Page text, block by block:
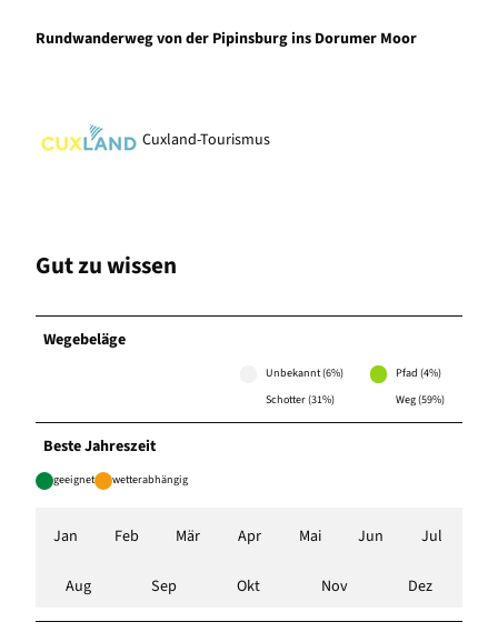
Rundwanderweg von der Pipinsburg ins Dorumer Moor
Cuxland-Tourismus
Gut zu wissen
Wegebeläge
Unbekannt (6%)
Pfad (4%)
Schotter (31%)
Weg (59%)
Beste Jahreszeit
geeignet wetterabhängig
Jan Feb Mär Apr Mai Jun Jul
Aug Sep Okt Nov Dez